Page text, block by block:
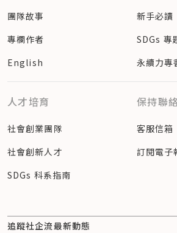
團隊故事
專欄作者
English
新手必讀
SDGs 專
永續力專
人才培育
社會創業團隊
社會創新人才
SDGs 科系指南
保持聯
客服信箱
訂閱電子
追蹤社企流最新動態